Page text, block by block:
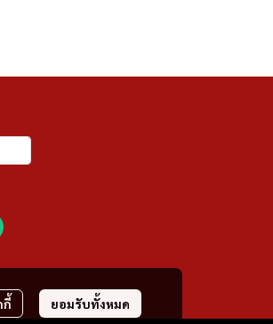
กี้ ยอมรับทั้งหมด